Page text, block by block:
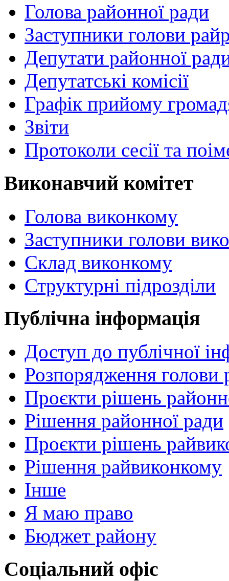
Голова районної ради
Заступники голови
Депутати районної
Депутатські комісії
Графік прийому
Звіти
Протоколи сесії та
Виконавчий комітет
Голова виконкому
Заступники голови
Склад виконкому
Структурні підрозділи
Публічна інформація
Доступ до публічної
Розпорядження голови
Проєкти рішень
Рішення районної ради
Проєкти рішень
Рішення райвиконкому
Інше
Я маю право
Бюджет району
Соціальний офіс